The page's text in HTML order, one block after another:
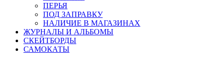
ПЕРЬЯ
ПОД ЗАПРАВКУ
НАЛИЧИЕ В МАГАЗИНАХ
ЖУРНАЛЫ И АЛЬБОМЫ
СКЕЙТБОРДЫ
САМОКАТЫ